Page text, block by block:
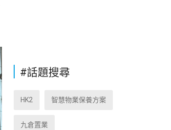
#話題搜尋
HK2 智慧物業保養方案
九倉置業